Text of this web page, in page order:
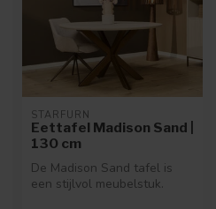
STARFURN
Eettafel Madison Sand |
130 cm
De Madison Sand tafel is
een stijlvol meubelstuk.